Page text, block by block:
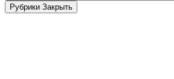
Рубрики Закрыть